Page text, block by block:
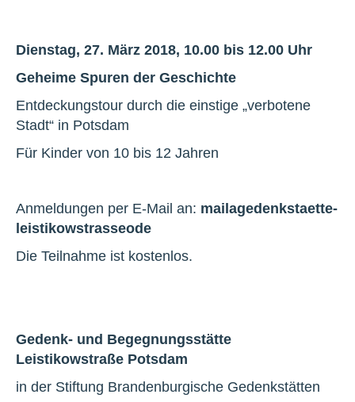
Dienstag, 27. März 2018, 10.00 bis 12.00 Uhr
Geheime Spuren der Geschichte
Entdeckungstour durch die einstige „verbotene
Stadt“ in Potsdam
Für Kinder von 10 bis 12 Jahren
Anmeldungen per E-Mail an: mailagedenkstaette-
leistikowstrasseode
Die Teilnahme ist kostenlos.
Gedenk- und Begegnungsstätte
Leistikowstraße Potsdam
in der Stiftung Brandenburgische Gedenkstätten